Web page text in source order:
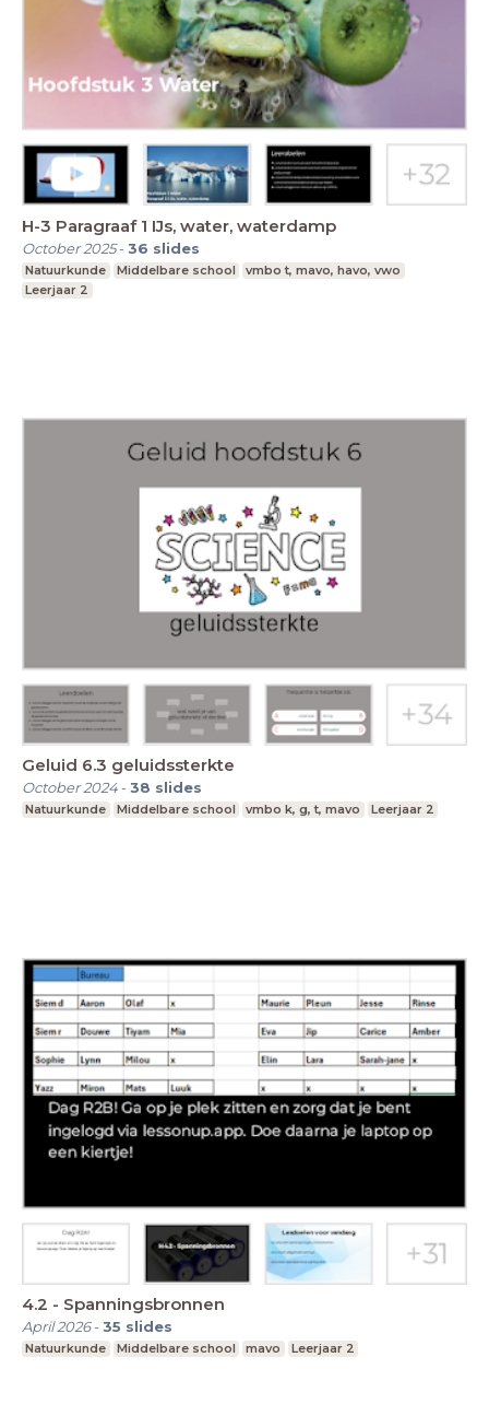
H-3 Paragraaf 1 IJs, water, waterdamp
October 2025-36 slides
Natuurkunde Middelbare school
vmbo t, mavo, havo, vwo
Leerjaar 2
Geluid 6.3 geluidssterkte
October 2024-38 slides
Natuurkunde Middelbare school vmbo k, g, t, mavo Leerjaar 2
4.2 - Spanningsbronnen
April 2026-35 slides
Natuurkunde Middelbare school mavo Leerjaar 2